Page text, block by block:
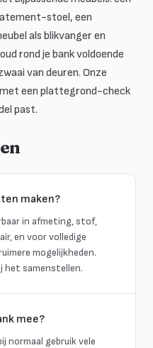
stoel, een
als blikvanger en
rond je bank voldoende
van deuren. Onze
met een plattegrond-check
past.
maken?
in afmeting, stof,
en voor volledige
mogelijkheden.
het samenstellen.
mee?
normaal gebruik vele